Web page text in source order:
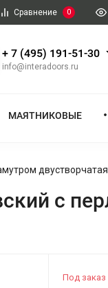
Сравнение 0
+ 7 (495) 191-51-30
info@interadoors.ru
МАЯТНИКОВЫЕ
с
Под заказ